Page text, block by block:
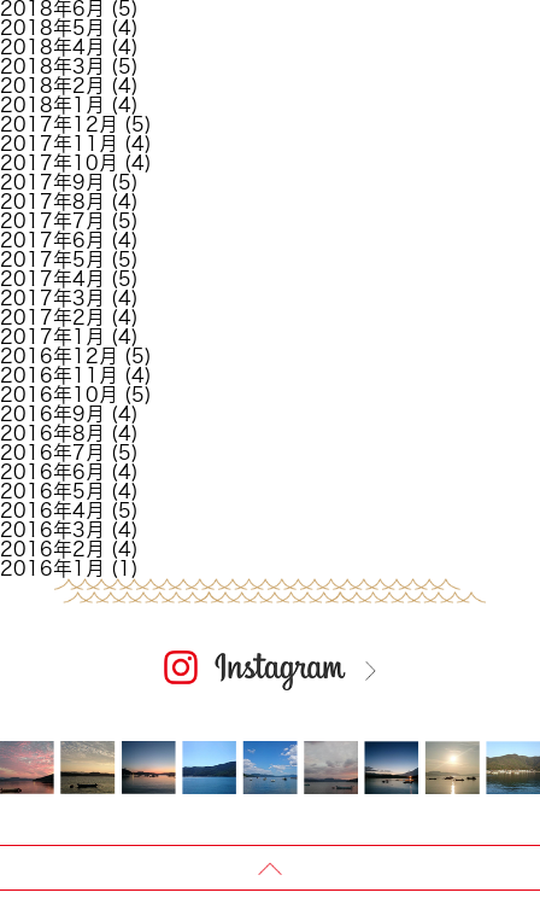
2018年6月
(5)
2018年5月
(4)
2018年4月
(4)
2018年3月
(5)
2018年2月
(4)
2018年1月
(4)
2017年12月
(5)
2017年11月
(4)
2017年10月
(4)
2017年9月
(5)
2017年8月
(4)
2017年7月
(5)
2017年6月
(4)
2017年5月
(5)
2017年4月
(5)
2017年3月
(4)
2017年2月
(4)
2017年1月
(4)
2016年12月
(5)
2016年11月
(4)
2016年10月
(5)
2016年9月
(4)
2016年8月
(4)
2016年7月
(5)
2016年6月
(4)
2016年5月
(4)
2016年4月
(5)
2016年3月
(4)
2016年2月
(4)
2016年1月
(1)